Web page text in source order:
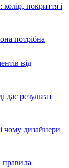
покриття і
потрібна
від
дає результат
чому дизайнери
правила